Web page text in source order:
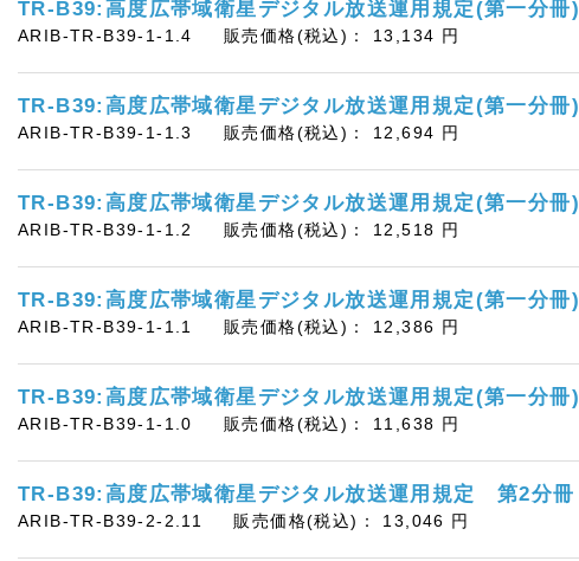
TR-B39:高度広帯域衛星デジタル放送運用規定(第一分冊)
ARIB-TR-B39-1-1.4 販売価格(税込)： 13,134 円
TR-B39:高度広帯域衛星デジタル放送運用規定(第一分冊)
ARIB-TR-B39-1-1.3 販売価格(税込)： 12,694 円
TR-B39:高度広帯域衛星デジタル放送運用規定(第一分冊)
ARIB-TR-B39-1-1.2 販売価格(税込)： 12,518 円
TR-B39:高度広帯域衛星デジタル放送運用規定(第一分冊)
ARIB-TR-B39-1-1.1 販売価格(税込)： 12,386 円
TR-B39:高度広帯域衛星デジタル放送運用規定(第一分冊)
ARIB-TR-B39-1-1.0 販売価格(税込)： 11,638 円
TR-B39:高度広帯域衛星デジタル放送運用規定 第2分冊
ARIB-TR-B39-2-2.11 販売価格(税込)： 13,046 円